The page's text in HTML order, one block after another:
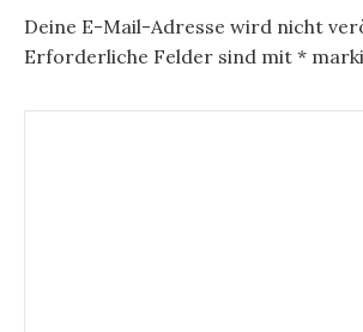
Deine E-Mail-Adresse wird nicht
Erforderliche Felder sind mit *